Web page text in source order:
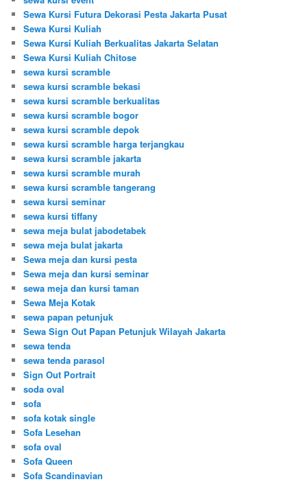
Sewa Kursi Futura Dekorasi Pesta Jakarta Pusat
Sewa Kursi Kuliah
Sewa Kursi Kuliah Berkualitas Jakarta Selatan
Sewa Kursi Kuliah Chitose
sewa kursi scramble
sewa kursi scramble bekasi
sewa kursi scramble berkualitas
sewa kursi scramble bogor
sewa kursi scramble depok
sewa kursi scramble harga terjangkau
sewa kursi scramble jakarta
sewa kursi scramble murah
sewa kursi scramble tangerang
sewa kursi seminar
sewa kursi tiffany
sewa meja bulat jabodetabek
sewa meja bulat jakarta
Sewa meja dan kursi pesta
Sewa meja dan kursi seminar
sewa meja dan kursi taman
Sewa Meja Kotak
sewa papan petunjuk
Sewa Sign Out Papan Petunjuk Wilayah Jakarta
sewa tenda
sewa tenda parasol
Sign Out Portrait
soda oval
sofa
sofa kotak single
Sofa Lesehan
sofa oval
Sofa Queen
Sofa Scandinavian